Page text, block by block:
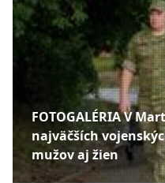
FOTOGALÉRIA V
najväčších
mužov aj žien